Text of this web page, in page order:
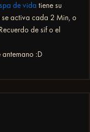
de vida tiene su
se activa cada 2 Min, o
de sif o el
antemano :D